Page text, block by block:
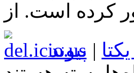
| پیوند
برای